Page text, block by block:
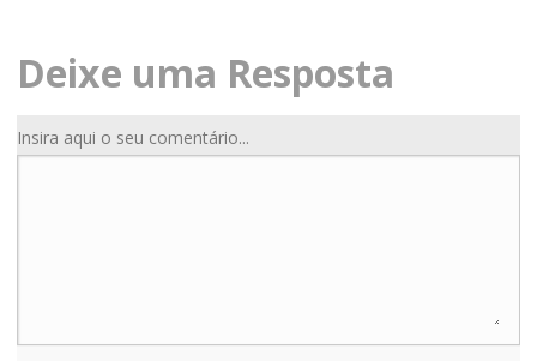
Deixe uma Resposta
Insira aqui o seu comentário...